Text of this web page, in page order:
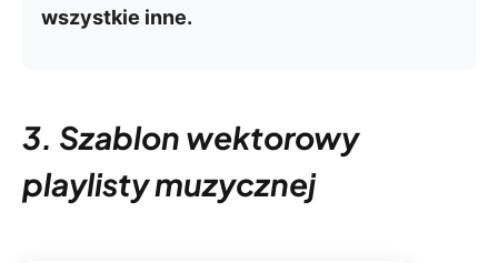
wszystkie inne.
3. Szablon wektorowy
playlisty muzycznej